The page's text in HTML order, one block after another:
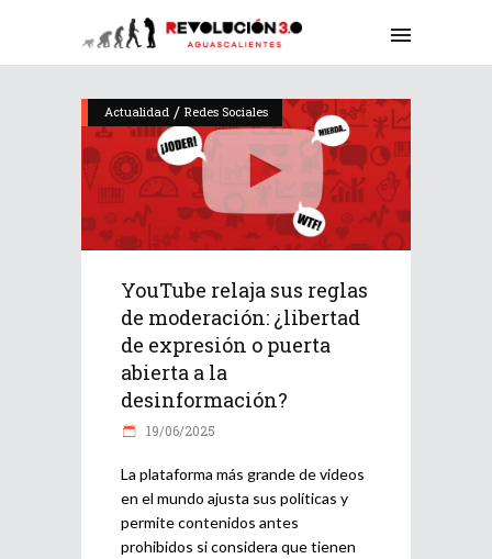
Actualidad / Redes Sociales
YouTube relaja sus reglas
de moderación: ¿libertad
de expresión o puerta
abierta a la
desinformación?
19/06/2025
La plataforma más grande de videos
en el mundo ajusta sus políticas y
permite contenidos antes
prohibidos si considera que tienen